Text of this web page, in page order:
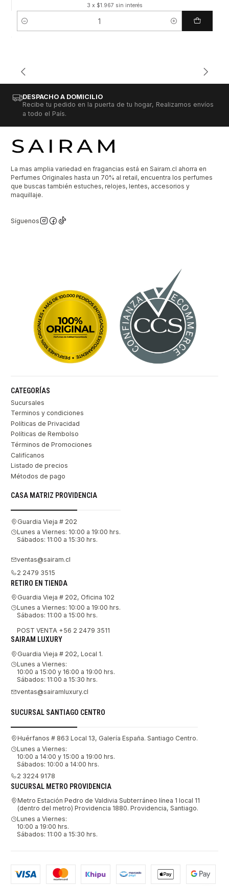
3 x $1.967 sin interés
Cantidad
DESPACHO A DOMICILIO
Recibe tu pedido en la puerta de tu hogar, Realizamos envíos
a todo el País.
La mas amplia variedad en fragancias está en Sairam.cl ahorra en
Perfumes Originales hasta un 70% al retail, encuentra los perfumes
que buscas también estuches, relojes, lentes, accesorios y
maquillaje.
Síguenos
CATEGORÍAS
Sucursales
Terminos y condiciones
Políticas de Privacidad
Políticas de Rembolso
Términos de Promociones
Califícanos
Listado de precios
Métodos de pago
CASA MATRIZ PROVIDENCIA
Guardia Vieja # 202
Lunes a Viernes: 10:00 a 19:00 hrs.
Sábados: 11:00 a 15:30 hrs.
ventas@sairam.cl
2 2479 3515
RETIRO EN TIENDA
Guardia Vieja # 202, Oficina 102
Lunes a Viernes: 10:00 a 19:00 hrs.
Sábados: 11:00 a 15:00 hrs.
POST VENTA +56 2 2479 3511
SAIRAM LUXURY
Guardia Vieja # 202, Local 1.
Lunes a Viernes:
10:00 a 15:00 y 16:00 a 19:00 hrs.
Sábados: 11:00 a 15:30 hrs.
ventas@sairamluxury.cl
SUCURSAL SANTIAGO CENTRO
Huérfanos # 863 Local 13, Galería España. Santiago Centro.
Lunes a Viernes:
10:00 a 14:00 y 15:00 a 19:00 hrs.
Sábados: 10:00 a 14:00 hrs.
2 3224 9178
SUCURSAL METRO PROVIDENCIA
Metro Estación Pedro de Valdivia Subterráneo línea 1 local 11
(dentro del metro) Providencia 1880. Providencia, Santiago.
Lunes a Viernes:
10:00 a 19:00 hrs.
Sábados: 11:00 a 15:30 hrs.